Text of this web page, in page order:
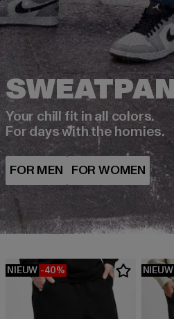
Your chill fit in all colors.
For days with the homies.
NIEUW -40% NIEUW